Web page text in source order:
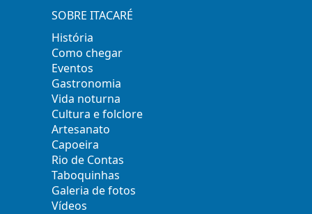
SOBRE ITACARÉ
História
Como chegar
Eventos
Gastronomia
Vida noturna
Cultura e folclore
Artesanato
Capoeira
Rio de Contas
Taboquinhas
Galeria de fotos
Vídeos